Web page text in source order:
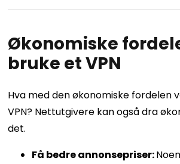
Økonomiske
bruke et VPN
Hva med den økonomiske fordelen
VPN? Nettutgivere kan også dra
det.
Få bedre annonsepriser: